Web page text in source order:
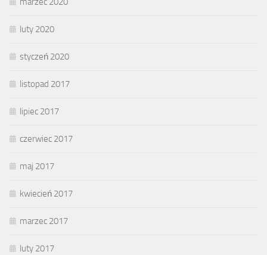
luty 2020
styczeń 2020
listopad 2017
lipiec 2017
czerwiec 2017
maj 2017
kwiecień 2017
marzec 2017
luty 2017